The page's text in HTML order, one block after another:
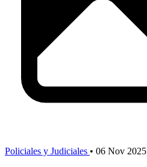
Policiales y Judiciales • 06 Nov 2025